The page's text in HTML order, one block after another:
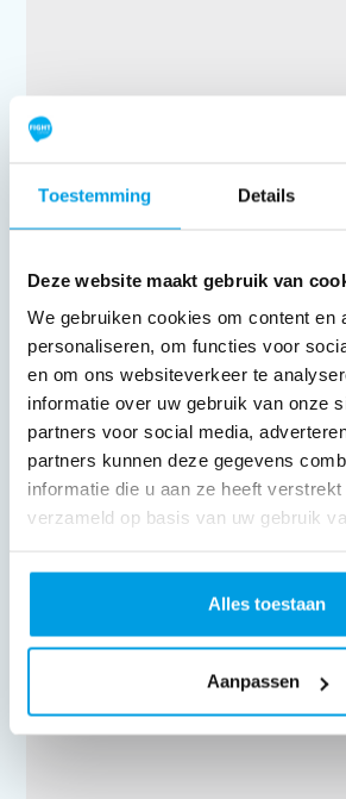
Toestemming Details
Deze website maakt gebruik van
We gebruiken cookies om content en
personaliseren, om functies voor
en om ons websiteverkeer te
informatie over uw gebruik van onze
partners voor social media,
partners kunnen deze gegevens
informatie die u aan ze heeft
verzameld op basis van uw gebruik
Alles toestaan
Aanpassen